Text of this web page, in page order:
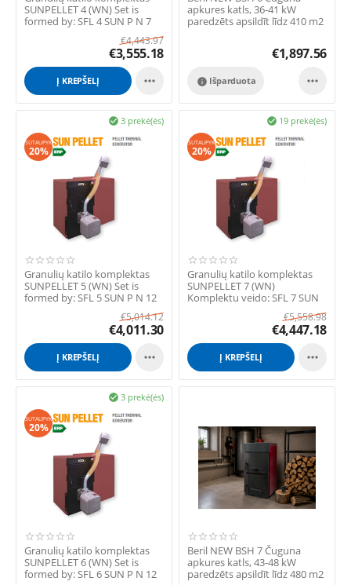
SUNPELLET 4 (WN) Set is
formed by: SFL 4 SUN P N 7
€4,443.97
€3,555.18
Į KREPŠELĮ 
apkures katls, 36-41 kW
paredzēts apsildīt līdz 410 m2
€1,897.56
Išparduota
 
3 prekė(ės)

SUTAUPYK
20%
Granulių katilo komplektas
SUNPELLET 5 (WN) Set is
formed by: SFL 5 SUN P N 12
€5,014.12
€4,011.30
Į KREPŠELĮ 
19 prekė(ės)

SUTAUPYK
20%
Granulių katilo komplektas
SUNPELLET 7 (WN)
Komplektu veido: SFL 7 SUN
€5,558.98
€4,447.18
Į KREPŠELĮ 
3 prekė(ės)

SUTAUPYK
20%
Granulių katilo komplektas
SUNPELLET 6 (WN) Set is
formed by: SFL 6 SUN P N 12
Beril NEW BSH 7 Čuguna
apkures katls, 43-48 kW
paredzēts apsildīt līdz 480 m2